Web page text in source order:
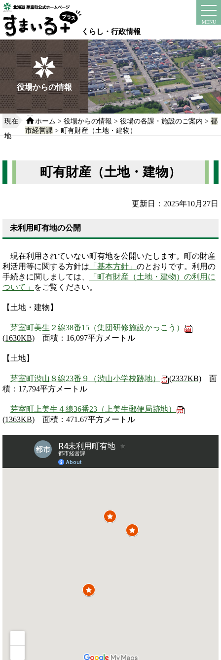
本
文
へ
移
動
る
くらし・行政情報
MENU
instagram
役場からの情報
現在
地
ホーム >役場からの情報 >役場の各課・施設のご案内 >都
市経営課 > 町有財産（土地・建物）
町有財産（土地・建物）
更新日：2025年10月27日
未利用町有地の公開
現在利用されていない町有地を公開いたします。町の財産
利活用等に関する方針は 「基本方針」 のとおりです。利用の
手続きに関しましては、
「町有財産（土地・建物）の利用に
ついて」
をご覧ください。
【土地・建物】
芽室町美生２線38番15（集団研修施設かっこう）
(1630KB) 面積：16,097平方メートル
【土地】
芽室町渋山８線23番９（渋山小学校跡地） (2337KB) 面
積：17,794平方メートル
芽室町上美生４線36番23（上美生郵便局跡地）
(1363KB) 面積：471.67平方メートル